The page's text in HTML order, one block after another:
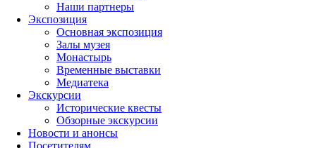
Наши партнеры
Экспозиция
Основная экспозиция
Залы музея
Монастырь
Временные выставки
Медиатека
Экскурсии
Исторические квесты
Обзорные экскурсии
Новости и анонсы
Посетителям